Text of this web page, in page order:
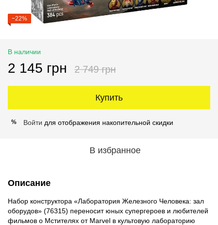
−22%
В наличии
2 145 грн 2 749 грн
Купить
% Войти для отображения накопительной скидки
В избранное
Описание
Набор конструктора «Лаборатория Железного Человека: зал
оборудов» (76315) переносит юных супергероев и любителей
фильмов о Мстителях от Marvel в культовую лабораторию